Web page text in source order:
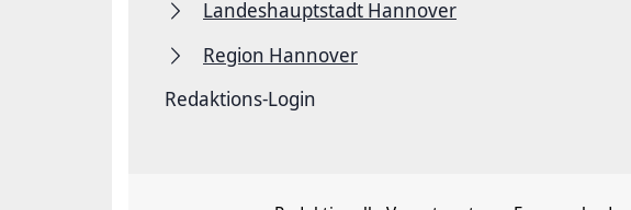
Landeshauptstadt Hannover
Region Hannover
Redaktions-Login